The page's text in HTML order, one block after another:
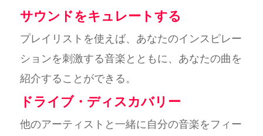
サウンドをキュレートする
プレイリストを使えば、あなたのインスピレー
ションを刺激する音楽とともに、あなたの曲を
紹介することができる。
ドライブ・ディスカバリー
他のアーティストと一緒に自分の音楽をフィー